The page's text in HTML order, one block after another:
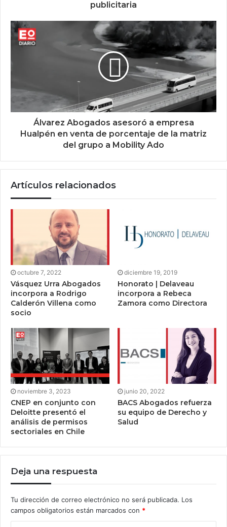
publicitaria
Álvarez Abogados asesoró a empresa
Hualpén en venta de porcentaje de la matriz
del grupo a Mobility Ado
Artículos relacionados
octubre 7, 2022
Vásquez Urra Abogados
incorpora a Rodrigo
Calderón Villena como
socio
diciembre 19, 2019
Honorato | Delaveau
incorpora a Rebeca
Zamora como Directora
noviembre 3, 2023
CNEP en conjunto con
Deloitte presentó el
análisis de permisos
sectoriales en Chile
junio 20, 2022
BACS Abogados refuerza
su equipo de Derecho y
Salud
Deja una respuesta
Tu dirección de correo electrónico no será publicada. Los
campos obligatorios están marcados con *